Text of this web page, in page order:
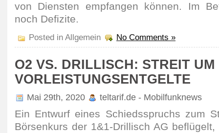
von Diensten empfangen können. Im
noch Defi­zite.
Posted in Allgemein No Comments »
O2 VS. DRILLISCH: STREIT UM
VORLEISTUNGSENTGELTE
Mai 29th, 2020 teltarif.de - Mobilfunknews
Ein Entwurf eines Schieds­spruchs zum
Börsen­kurs der 1&1-Dril­lisch AG